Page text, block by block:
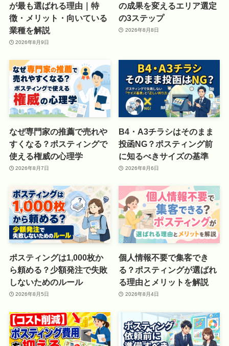
が最も選ばれる理由｜特
徴・メリット・向いている
業種を解説
2026年8月9日
の成果を変えるエリア選定
の3ステップ
2026年8月8日
なぜ専門家の推薦で売れや
すくなる？ポスティングで
使える権威の心理学
2026年8月7日
B4・A3チラシはそのまま
投函NG？ポスティング前
に知るべきサイズの基準
2026年8月6日
ポスティングは1,000枚か
ら頼める？少額発注で失敗
しないためのルール
2026年8月5日
個人情報不要で集客でき
る？ポスティングが選ばれ
る理由とメリットを解説
2026年8月4日